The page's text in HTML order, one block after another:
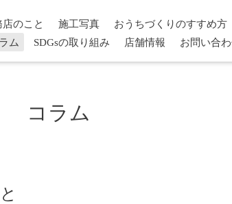
のこと 施工写真 おうちづくりのすすめ方
ム SDGsの取り組み 店舗情報 お問い合
コラム